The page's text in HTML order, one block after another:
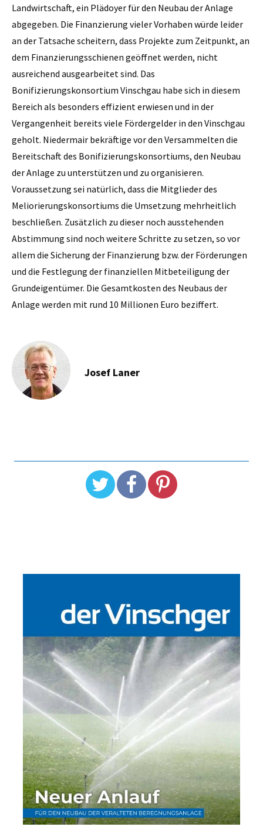
Landwirtschaft, ein Plädoyer für den Neubau der Anlage
abgegeben. Die Finanzierung vieler Vorhaben würde leider
an der Tatsache scheitern, dass Projekte zum Zeitpunkt, an
dem Finanzierungsschienen geöffnet werden, nicht
ausreichend ausgearbeitet sind. Das
Bonifizierungskonsortium Vinschgau habe sich in diesem
Bereich als besonders effizient erwiesen und in der
Vergangenheit bereits viele Fördergelder in den Vinschgau
geholt. Niedermair bekräftige vor den Versammelten die
Bereitschaft des Bonifizierungskonsortiums, den Neubau
der Anlage zu unterstützen und zu organisieren.
Voraussetzung sei natürlich, dass die Mitglieder des
Meliorierungskonsortiums die Umsetzung mehrheitlich
beschließen. Zusätzlich zu dieser noch ausstehenden
Abstimmung sind noch weitere Schritte zu setzen, so vor
allem die Sicherung der Finanzierung bzw. der Förderungen
und die Festlegung der finanziellen Mitbeteiligung der
Grundeigentümer. Die Gesamtkosten des Neubaus der
Anlage werden mit rund 10 Millionen Euro beziffert.
Josef Laner